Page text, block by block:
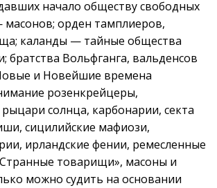
начало обществу свободных
орден тамплиеров,
каланды — тайные общества
Вольфганга, вальденсов
и Новейшие времена
розенкрейцеры,
солнца, карбонарии, секта
сицилийские мафиози,
ирландские фении, ремесленные
товарищи», масоны и
можно судить на основании